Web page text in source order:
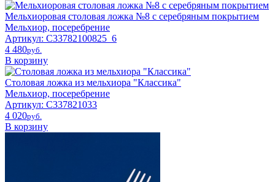
Мельхиоровая столовая ложка №8 с серебряным покрытием
Мельхиор, посеребрение
Артикул: C33782100825_6
4 480pyб.
В корзину
Столовая ложка из мельхиора "Классика"
Мельхиор, посеребрение
Артикул: С337821033
4 020pyб.
В корзину